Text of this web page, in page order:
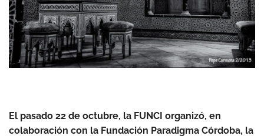
El pasado 22 de octubre, la FUNCI organizó, en
colaboración con la Fundación Paradigma Córdoba, la